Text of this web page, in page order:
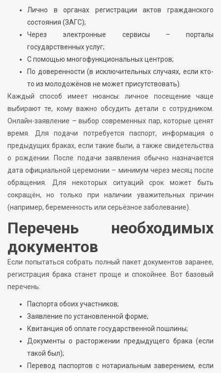
Лично в органах регистрации актов гражданского
состояния (ЗАГС);
Через электронные сервисы – порталы
государственных услуг;
С помощью многофункциональных центров;
По доверенности (в исключительных случаях, если кто-
то из молодожёнов не может присутствовать).
Каждый способ имеет нюансы: личное посещение чаще
выбирают те, кому важно обсудить детали с сотрудником.
Онлайн-заявление – выбор современных пар, которые ценят
время. Для подачи потребуется паспорт, информация о
предыдущих браках, если такие были, а также свидетельства
о рождении. После подачи заявления обычно назначается
дата официальной церемонии – минимум через месяц после
обращения. Для некоторых ситуаций срок может быть
сокращён, но только при наличии уважительных причин
(например, беременность или серьёзное заболевание).
Перечень необходимых
документов
Если попытаться собрать полный пакет документов заранее,
регистрация брака станет проще и спокойнее. Вот базовый
перечень:
Паспорта обоих участников;
Заявление по установленной форме;
Квитанция об оплате государственной пошлины;
Документы о расторжении предыдущего брака (если
такой был);
Перевод паспортов с нотариальным заверением, если